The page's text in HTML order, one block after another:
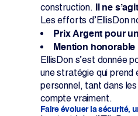
construction. Il ne
Les efforts d’EllisDon
Prix Argent pour
Mention honorable
EllisDon s’est donnée
une stratégie qui prend
personnel, tant dans
compte vraiment.
Faire évoluer la sécurité,